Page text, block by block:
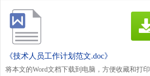
《技术人员工作计划范文.doc》
将本文的Word文档下载到电脑，方便收藏和打印